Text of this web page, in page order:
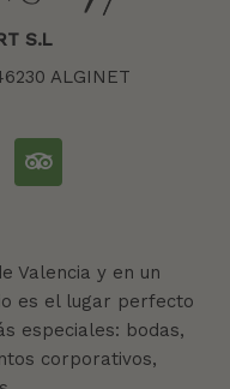
S.L
ALGINET
Valencia y en un
es el lugar perfecto
especiales: bodas,
corporativos,